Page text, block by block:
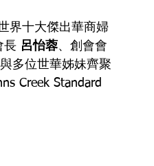
界十大傑出華商婦
長 呂怡蓉、創會會
多位世華姊妹齊聚
Creek Standard